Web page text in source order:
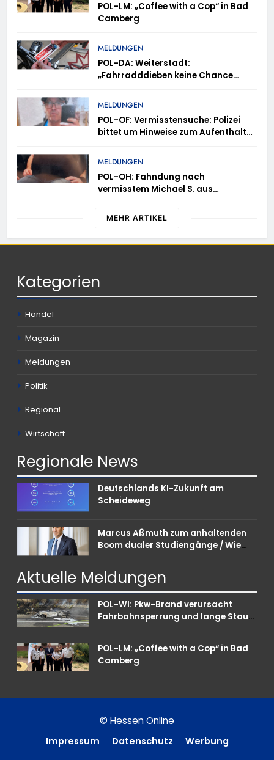
POL-LM: „Coffee with a Cop“ in Bad
Camberg
MELDUNGEN
POL-DA: Weiterstadt:
„Fahrradddieben keine Chance
Anmeldung erforderlich
MELDUNGEN
POL-OF: Vermisstensuche: Polizei
bittet um Hinweise zum Aufenthalt
MELDUNGEN
POL-OH: Fahndung nach
vermisstem Michael S. aus
MEHR ARTIKEL
Kategorien
Handel
Magazin
Meldungen
Politik
Regional
Wirtschaft
Regionale News
Deutschlands KI-Zukunft am
Scheideweg
Marcus Aßmuth zum anhaltenden
Boom dualer Studiengänge / Wie
punkten können
Aktuelle Meldungen
POL-WI: Pkw-Brand verursacht
Fahrbahnsperrung und lange Staus
POL-LM: „Coffee with a Cop“ in Bad
Camberg
© Hessen Online
Impressum Datenschutz Werbung